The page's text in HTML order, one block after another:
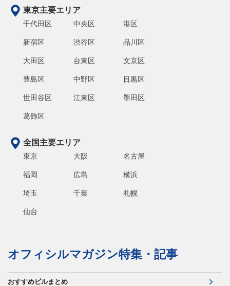
東京主要エリア
千代田区 中央区 港区
新宿区 渋谷区 品川区
大田区 台東区 文京区
豊島区 中野区 目黒区
世田谷区 江東区 墨田区
葛飾区
全国主要エリア
東京 大阪 名古屋
福岡 広島 横浜
埼玉 千葉 札幌
仙台
オフィシルマガジン特集・記事
おすすめビルまとめ